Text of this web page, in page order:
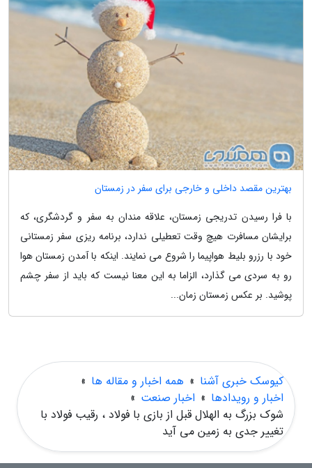
بهترین مقصد داخلی و خارجی برای سفر در زمستان
با فرا رسیدن تدریجی زمستان، علاقه مندان به سفر و گردشگری، که
برایشان مسافرت هیچ وقت تعطیلی ندارد، برنامه ریزی سفر زمستانی
خود با رزرو بلیط هواپیما را شروع می نمایند. اینکه با آمدن زمستان هوا
رو به سردی می گذارد، الزاما به این معنا نیست که باید از سفر چشم
پوشید. بر عکس زمستان زمان...
کیوسک خبری آشنا » همه اخبار و مقاله ها »
اخبار و رویدادها » اخبار صنعت »
شوک بزرگ به الهلال قبل از بازی با فولاد ، رقیب فولاد با
تغییر جدی به زمین می آید